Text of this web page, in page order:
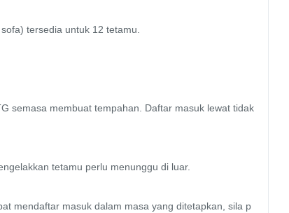
tersedia untuk 12 tetamu.
semasa membuat tempahan. Daftar masuk lewat tidak
tetamu perlu menunggu di luar.
mendaftar masuk dalam masa yang ditetapkan, sila p